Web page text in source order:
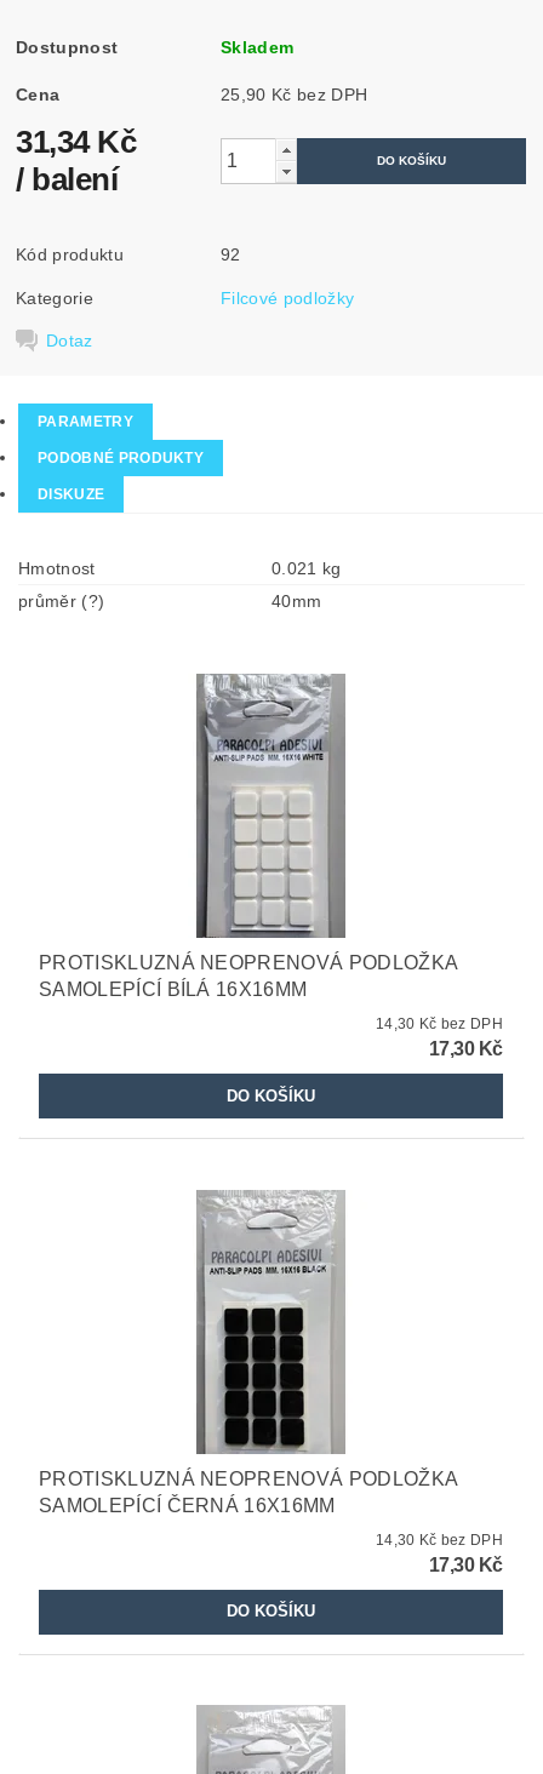
Dostupnost Skladem
Cena 25,90 Kč bez DPH
31,34 Kč
/ balení
Kód produktu 92
Kategorie Filcové podložky
Dotaz
PARAMETRY
PODOBNÉ PRODUKTY
DISKUZE
Hmotnost
0.021 kg
průměr (?)
40mm
PROTISKLUZNÁ NEOPRENOVÁ PODLOŽKA
SAMOLEPÍCÍ BÍLÁ 16X16MM
14,30 Kč bez DPH
17,30 Kč
PROTISKLUZNÁ NEOPRENOVÁ PODLOŽKA
SAMOLEPÍCÍ ČERNÁ 16X16MM
14,30 Kč bez DPH
17,30 Kč